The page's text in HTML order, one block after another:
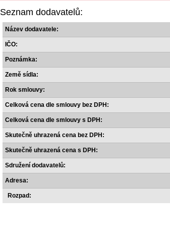
Seznam dodavatelů:
Název dodavatele:
IČO:
Poznámka:
Země sídla:
Rok smlouvy:
Celková cena dle smlouvy bez DPH:
Celková cena dle smlouvy s DPH:
Skutečně uhrazená cena bez DPH:
Skutečně uhrazená cena s DPH:
Sdružení dodavatelů:
Adresa:
Rozpad: